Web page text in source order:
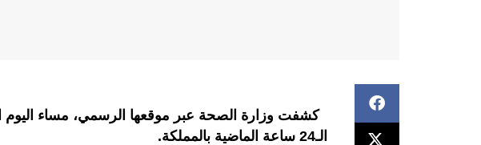
كشفت وزارة الصحة عبر موقعها الرسمي، مساء اليوم
الـ24 ساعة الماضية بالمملكة.